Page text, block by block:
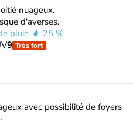
nuageux.
d'averses.
pluie
25 %
9 Très fort
avec possibilité de foyers